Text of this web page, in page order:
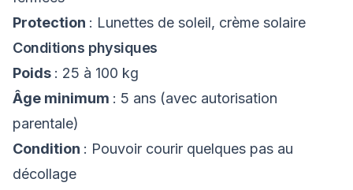
Protection : Lunettes de soleil, crème solaire
Conditions physiques
Poids : 25 à 100 kg
Âge minimum : 5 ans (avec autorisation
parentale)
Condition : Pouvoir courir quelques pas au
décollage